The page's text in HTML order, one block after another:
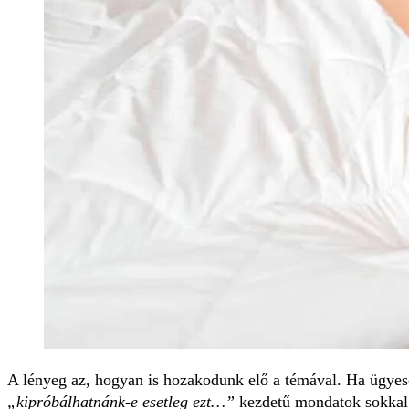
A lényeg az, hogyan is hozakodunk elő a témával. Ha
„kipróbálhatnánk-e esetleg ezt…” kezdetű mondatok